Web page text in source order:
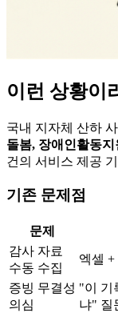
이런 상황이
국내 지자체 산하
돌봄, 장애인활동지
건의 서비스 제공
기존 문제점
문제
감사 자료
수동 수집
엑셀
증빙 무결성
의심
"이 기
냐" 질